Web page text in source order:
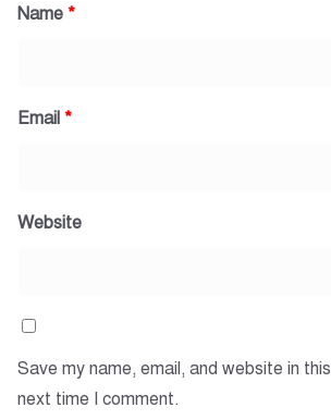
Name *
Email *
Website
Save my name, email, and website in
next time I comment.